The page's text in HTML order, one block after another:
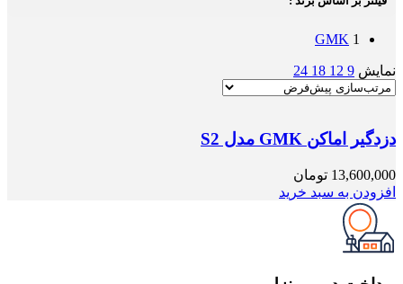
GMK 1
نمایش 9
12
18
24
دزدگیر اماکن GMK مدل S2
13,600,000 تومان
افزودن به سبد خرید